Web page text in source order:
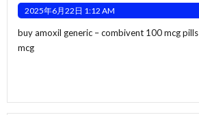
2025年6月22日 1:12 AM
buy amoxil generic –combivent 100 mcg pills
mcg